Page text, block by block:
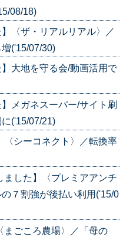
08/18)
〈ザ・リアルリアル〉／
('15/07/30)
大地を守る会/動画活用で
メガネスーパー/サイト刷
('15/07/21)
〈シーコネクト〉／転換率
ました】〈プレミアアンチ
７割強が後払い利用('15/0
まごころ農場〉／「母の